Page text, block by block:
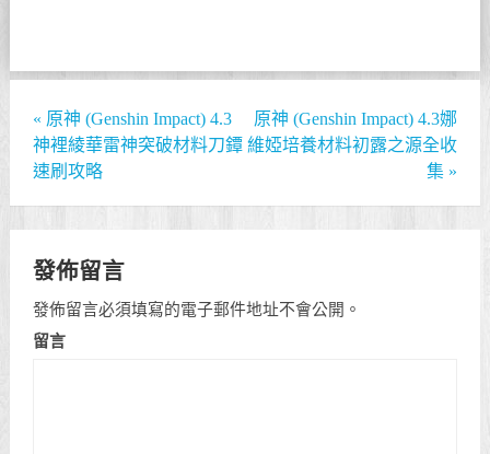
« 原神 (Genshin Impact) 4.3
神裡綾華雷神突破材料刀鐔
速刷攻略
原神 (Genshin Impact) 4.3娜
維婭培養材料初露之源全收
集 »
發佈留言
發佈留言必須填寫的電子郵件地址不會公開。
留言